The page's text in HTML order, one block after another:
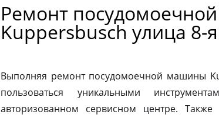
Ремонт
Kuppersbusch улица
Выполняя ремонт посудомоечной машины
пользоваться уникальными
авторизованном сервисном центре.